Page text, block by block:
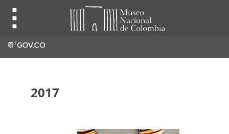
2017